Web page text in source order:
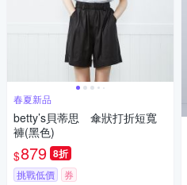
春夏新品
betty’s貝蒂思 傘狀打折短寬
褲(黑色)
$879 8折
挑戰低價 券